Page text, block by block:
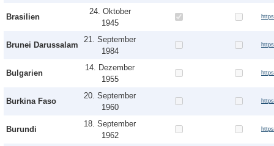
Brasilien
24. Oktober
1945
Brunei Darussalam
21. September
1984
Bulgarien
14. Dezember
1955
Burkina Faso
20. September
1960
Burundi
18. September
1962